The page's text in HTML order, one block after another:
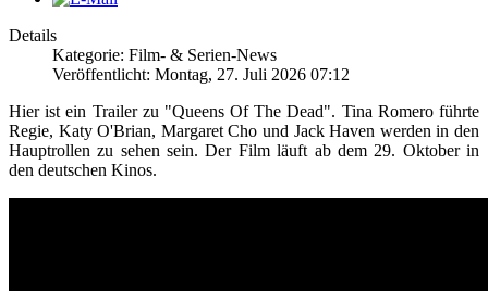
Details
Kategorie: Film- & Serien-News
Veröffentlicht: Montag, 27. Juli 2026 07:12
Hier ist ein Trailer zu "Queens Of The Dead". Tina Romero führte
Regie, Katy O'Brian, Margaret Cho und Jack Haven werden in den
Hauptrollen zu sehen sein. Der Film läuft ab dem 29. Oktober in
den deutschen Kinos.